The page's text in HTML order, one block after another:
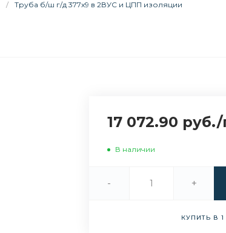
/ Труба б/ш г/д 377х9 в 2ВУС и ЦПП изоляции
17 072.90 руб./
В наличии
- +
КУПИТЬ В